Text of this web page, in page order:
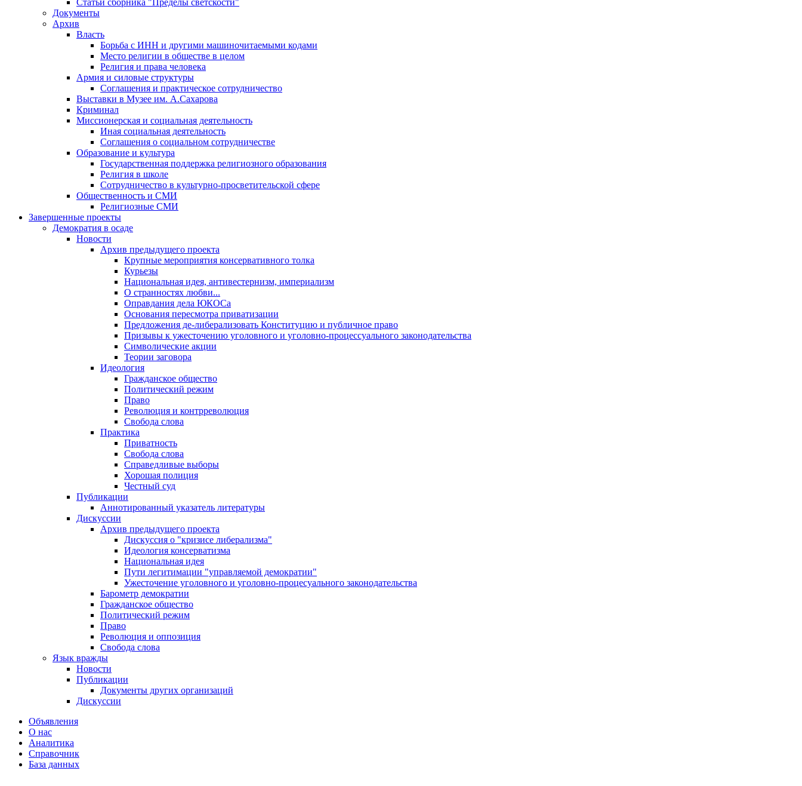
Статьи сборника "Пределы светскости"
Документы
Архив
Власть
Борьба с ИНН и другими машиночитаемыми кодами
Место религии в обществе в целом
Религия и права человека
Армия и силовые структуры
Соглашения и практическое сотрудничество
Выставки в Музее им. А.Сахарова
Криминал
Миссионерская и социальная деятельность
Иная социальная деятельность
Соглашения о социальном сотрудничестве
Образование и культура
Государственная поддержка религиозного образования
Религия в школе
Сотрудничество в культурно-просветительской сфере
Общественность и СМИ
Религиозные СМИ
Завершенные проекты
Демократия в осаде
Новости
Архив предыдущего проекта
Крупные мероприятия консервативного толка
Курьезы
Национальная идея, антивестернизм, империализм
О странностях любви...
Оправдания дела ЮКОСа
Основания пересмотра приватизации
Предложения де-либерализовать Конституцию и публичное право
Призывы к ужесточению уголовного и уголовно-процессуального законодательства
Символические акции
Теории заговора
Идеология
Гражданское общество
Политический режим
Право
Революция и контрреволюция
Свобода слова
Практика
Приватность
Свобода слова
Справедливые выборы
Хорошая полиция
Честный суд
Публикации
Аннотированный указатель литературы
Дискуссии
Архив предыдущего проекта
Дискуссия о "кризисе либерализма"
Идеология консерватизма
Национальная идея
Пути легитимации "управляемой демократии"
Ужесточение уголовного и уголовно-процесуального законодательства
Барометр демократии
Гражданское общество
Политический режим
Право
Революция и оппозиция
Свобода слова
Язык вражды
Новости
Публикации
Документы других организаций
Дискуссии
Объявления
О нас
Аналитика
Справочник
База данных